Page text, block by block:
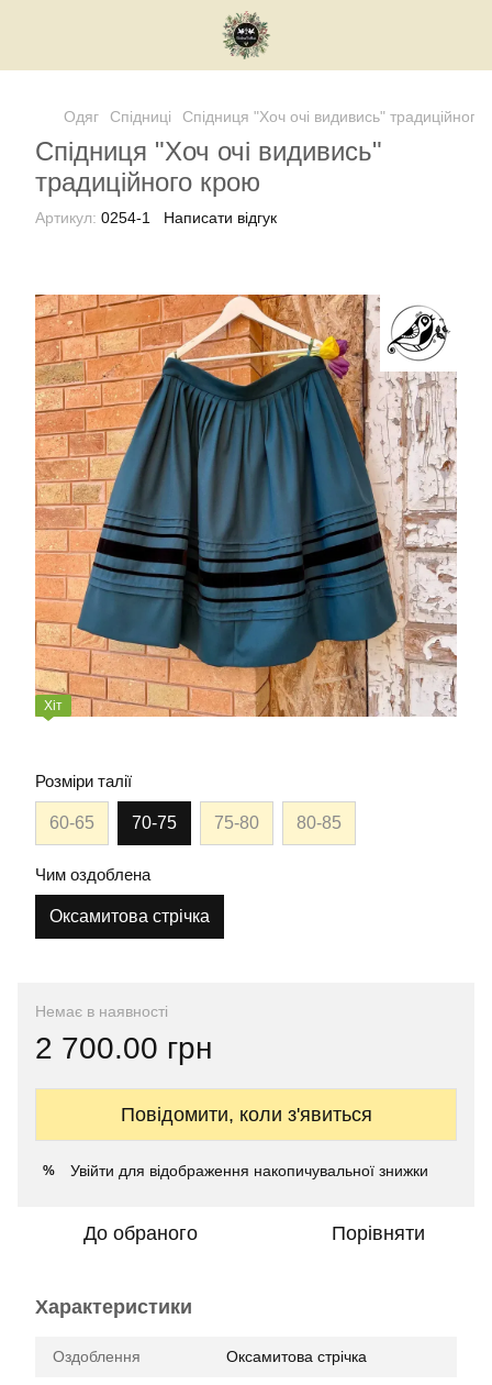
Одяг Спідниці Спідниця "Хоч очі видивись"
Спідниця "Хоч очі видивись"
традиційного крою
Артикул: 0254-1 Написати відгук
Хіт
Розміри талії
60-65 70-75 75-80 80-85
Чим оздоблена
Оксамитова стрічка
Немає в наявності
2 700.00 грн
Повідомити, коли з'явиться
% Увійти для відображення накопичувальної знижки
До обраного Порівняти
Характеристики
Оздоблення Оксамитова стрічка